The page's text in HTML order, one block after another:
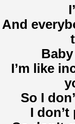
And
I’m like
So I
I don’t